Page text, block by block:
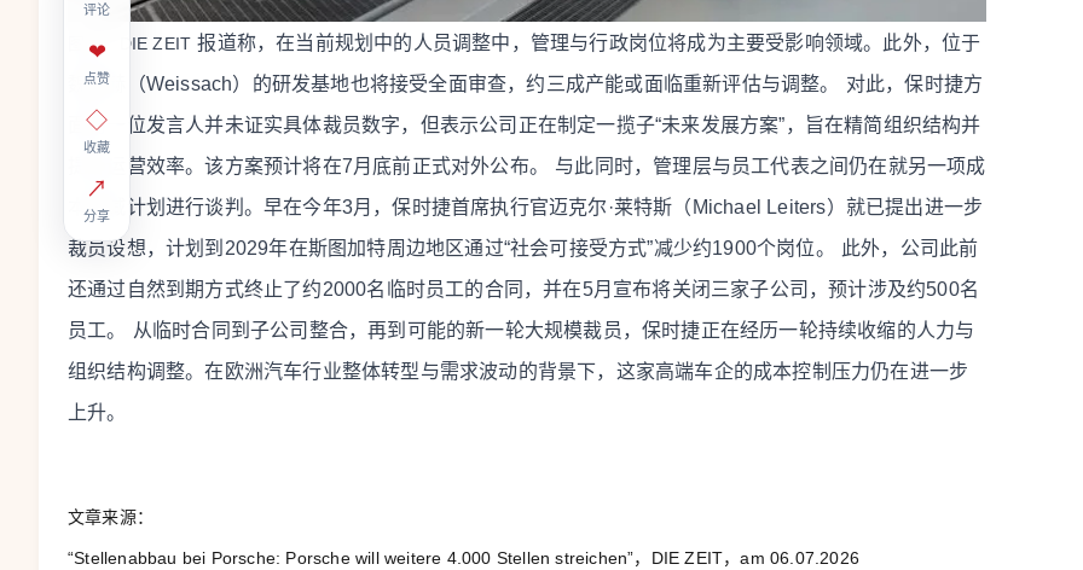
评论
❤
点赞
◇
收藏
↗
分享
图源：DIE ZEIT 报道称，在当前规划中的人员调整中，管理与行政岗位将成为主要受影响领域。此外，位于
魏萨赫（Weissach）的研发基地也将接受全面审查，约三成产能或面临重新评估与调整。
对此，保时捷方
面的一位发言人并未证实具体裁员数字，但表示公司正在制定一揽子“未来发展方案”，旨在精简组织结构并
提升运营效率。该方案预计将在7月底前正式对外公布。
与此同时，管理层与员工代表之间仍在就另一项成
本削减计划进行谈判。早在今年3月，保时捷首席执行官迈克尔·莱特斯（Michael Leiters）就已提出进一步
裁员设想，计划到2029年在斯图加特周边地区通过“社会可接受方式”减少约1900个岗位。
此外，公司此前
还通过自然到期方式终止了约2000名临时员工的合同，并在5月宣布将关闭三家子公司，预计涉及约500名
员工。
从临时合同到子公司整合，再到可能的新一轮大规模裁员，保时捷正在经历一轮持续收缩的人力与
组织结构调整。在欧洲汽车行业整体转型与需求波动的背景下，这家高端车企的成本控制压力仍在进一步
上升。
文章来源：
“Stellenabbau bei Porsche: Porsche will weitere 4.000 Stellen streichen”，DIE ZEIT，am 06.07.2026